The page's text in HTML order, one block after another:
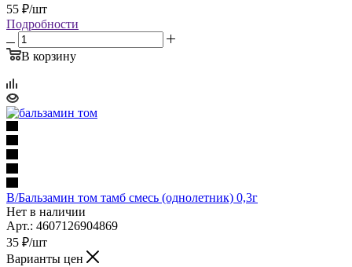
55 ₽/шт
Подробности
В корзину
В/Бальзамин том тамб смесь (однолетник) 0,3г
Нет в наличии
Арт.: 4607126904869
35 ₽/шт
Варианты цен